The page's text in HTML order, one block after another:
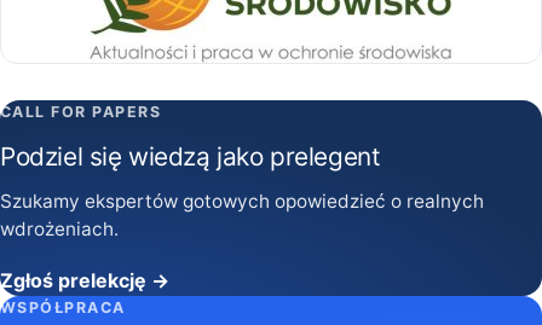
CALL FOR PAPERS
Podziel się wiedzą jako prelegent
Szukamy ekspertów gotowych opowiedzieć o realnych
wdrożeniach.
Zgłoś prelekcję →
WSPÓŁPRACA